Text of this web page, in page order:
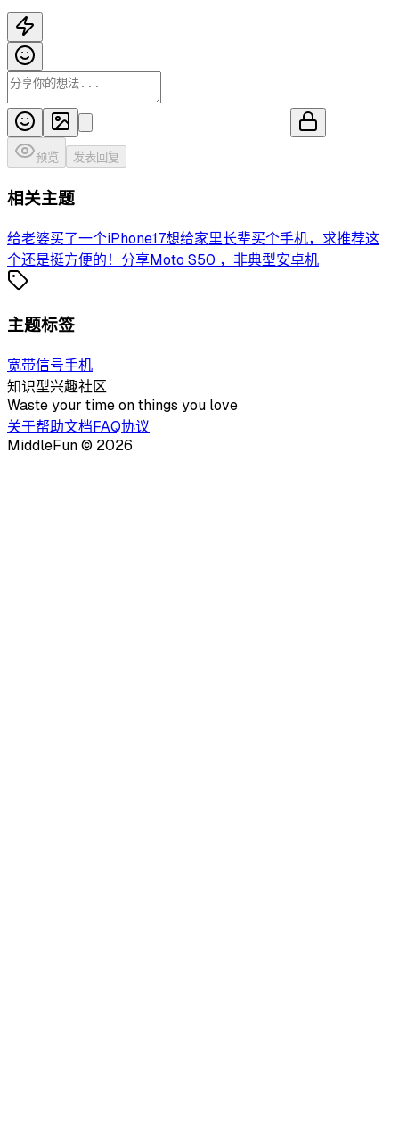
预览 发表回复
相关主题
给老婆买了一个iPhone17想给家里长辈买个手机，求推荐这
个还是挺方便的！ 分享Moto S50 ，非典型安卓机
主题标签
宽带信号手机
知识型兴趣社区
Waste your time on things you love
关于帮助文档FAQ协议
MiddleFun © 2026